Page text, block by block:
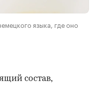
языка, где оно
состав,